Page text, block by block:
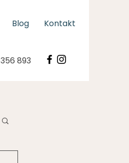
Blog Kontakt
893